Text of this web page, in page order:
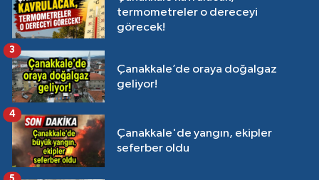
termometreler o dereceyi
görecek!
Çanakkale’de oraya doğalgaz
geliyor!
3
Çanakkale'de yangın, ekipler
seferber oldu
4